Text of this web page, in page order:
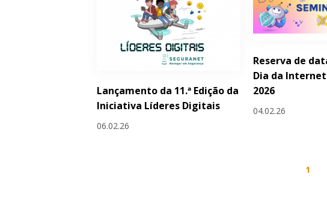
Lançamento da 11.ª Edição da
Iniciativa Líderes Digitais
06.02.26
Reserva de
Dia da
2026
04.02.26
1